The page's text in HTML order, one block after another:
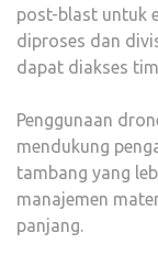
post-blast untuk
diproses dan
dapat diakses
Penggunaan
mendukung
tambang yang
manajemen
panjang.